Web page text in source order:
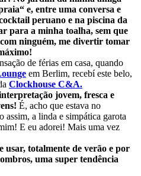
e, entre uma conversa e
peruano e na piscina da
para a minha toalha, sem que
ninguém, me divertir tomar
de férias em casa, quando
em Berlim, recebí este belo,
Clockhouse C&A.
jovem, fresca e
É, acho que estava no
assim, a linda e simpática garota
E eu adorei! Mais uma vez
usar, totalmente de verão e por
uma super tendência